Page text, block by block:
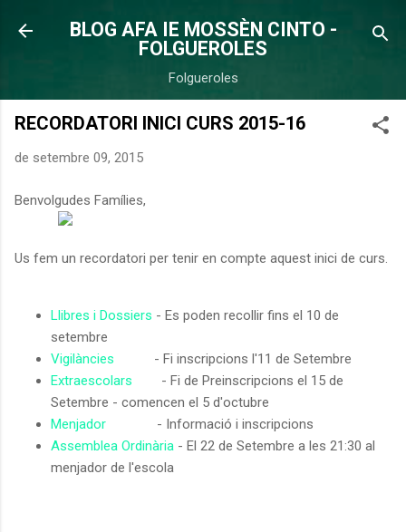
Salta al contingut principal
BLOG AFA IE MOSSÈN CINTO -
FOLGUEROLES
Folgueroles
RECORDATORI INICI CURS 2015-16
de setembre 09, 2015
Benvolgudes Famílies,
Us fem un recordatori per tenir en compte aquest inici de curs.
Llibres i Dossiers - Es poden recollir fins el 10 de
setembre
Vigilàncies - Fi inscripcions l'11 de Setembre
Extraescolars - Fi de Preinscripcions el 15 de
Setembre - comencen el 5 d'octubre
Menjador - Informació i inscripcions
Assemblea Ordinària - El 22 de Setembre a les 21:30 al
menjador de l'escola